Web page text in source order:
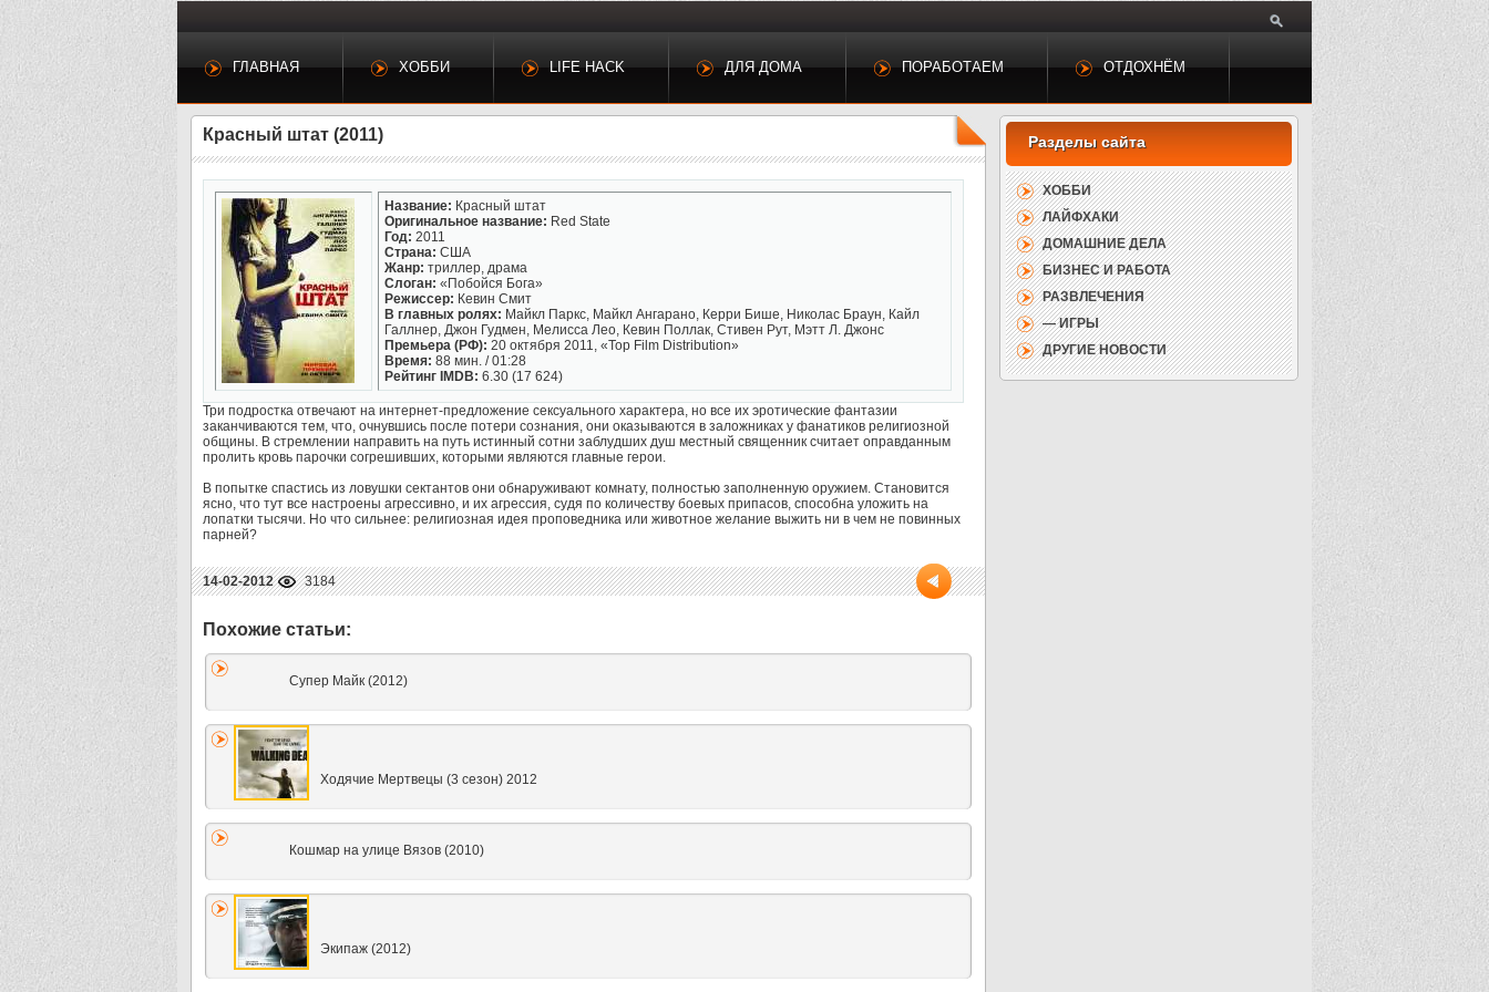
ГЛАВНАЯ ХОББИ LIFE HACK ДЛЯ ДОМА ПОРАБОТАЕМ ОТДОХНЁМ
Красный штат (2011)
Название: Красный штат
Оригинальное название: Red State
Год: 2011
Страна: США
Жанр: триллер, драма
Слоган: «Побойся Бога»
Режиссер: Кевин Смит
В главных ролях: Майкл Паркс, Майкл Ангарано, Керри Бише, Николас Браун, Кайл
Галлнер, Джон Гудмен, Мелисса Лео, Кевин Поллак, Стивен Рут, Мэтт Л. Джонс
Премьера (РФ): 20 октября 2011, «Top Film Distribution»
Время: 88 мин. / 01:28
Рейтинг IMDB: 6.30 (17 624)
Три подростка отвечают на интернет-предложение сексуального характера, но все их эротические фантазии
заканчиваются тем, что, очнувшись после потери сознания, они оказываются в заложниках у фанатиков религиозной
общины. В стремлении направить на путь истинный сотни заблудших душ местный священник считает оправданным
пролить кровь парочки согрешивших, которыми являются главные герои.
В попытке спастись из ловушки сектантов они обнаруживают комнату, полностью заполненную оружием. Становится
ясно, что тут все настроены агрессивно, и их агрессия, судя по количеству боевых припасов, способна уложить на
лопатки тысячи. Но что сильнее: религиозная идея проповедника или животное желание выжить ни в чем не повинных
парней?
14-02-2012 3184
Супер Майк (2012)
Ходячие Мертвецы (3 сезон) 2012
Кошмар на улице Вязов (2010)
Экипаж (2012)
ХОББИ
ЛАЙФХАКИ
ДОМАШНИЕ ДЕЛА
БИЗНЕС И РАБОТА
РАЗВЛЕЧЕНИЯ
— ИГРЫ
ДРУГИЕ НОВОСТИ